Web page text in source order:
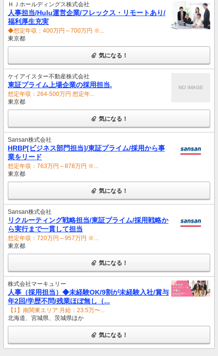
ＨＪホールディングス株式会社
人事担当/Hulu運営企業/フレックス・リモートあり/
福利厚生充実
◆想定年収：400万円～700万円 ※...
東京都
気になる！
ケイアイスター不動産株式会社
東証プライム上場企業の採用担当.
想定年収：264-500万円 想定年...
東京都
NO IMAGE
気になる！
Sansan株式会社
HRBP[ビジネス部門担当]/東証プライム/採用から事
業をリード
想定年収：763万円～878万円 ※...
東京都
気になる！
Sansan株式会社
リクルーティング戦略担当/東証プライム/採用戦略か
ら実行まで一貫して担当
想定年収：720万円～957万円 ※...
東京都
気になる！
株式会社マーキュリー
人事（採用担当）◆未経験OK/9割が未経験入社/賞与
年2回/学歴不問/残業ほぼ無し（...
【1】南関東エリア 月給：23.5万〜...
北海道、宮城県、茨城県ほか
気になる！